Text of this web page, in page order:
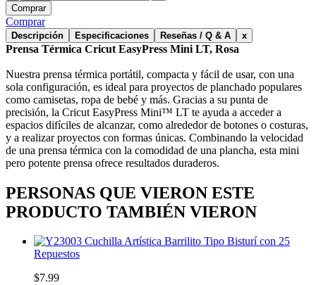
Comprar
Comprar
Descripción Especificaciones Reseñas / Q & A x
Prensa Térmica Cricut EasyPress Mini LT, Rosa
Nuestra prensa térmica portátil, compacta y fácil de usar, con una
sola configuración, es ideal para proyectos de planchado populares
como camisetas, ropa de bebé y más. Gracias a su punta de
precisión, la Cricut EasyPress Mini™ LT te ayuda a acceder a
espacios difíciles de alcanzar, como alrededor de botones o costuras,
y a realizar proyectos con formas únicas. Combinando la velocidad
de una prensa térmica con la comodidad de una plancha, esta mini
pero potente prensa ofrece resultados duraderos.
PERSONAS QUE VIERON ESTE
PRODUCTO TAMBIÉN VIERON
Cuchilla Artística Barrilito Tipo Bisturí con 25
Repuestos
$7.99